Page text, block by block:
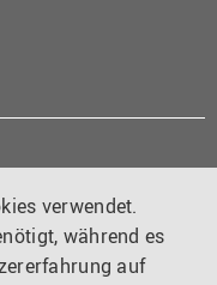
verwendet.
während es
auf